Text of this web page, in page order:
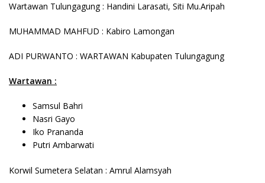
Wartawan Tulungagung : Handini Larasati, Siti Mu.Aripah
MUHAMMAD MAHFUD : Kabiro Lamongan
ADI PURWANTO : WARTAWAN Kabupaten Tulungagung
Wartawan :
Samsul Bahri
Nasri Gayo
Iko Prananda
Putri Ambarwati
Korwil Sumetera Selatan : Amrul Alamsyah